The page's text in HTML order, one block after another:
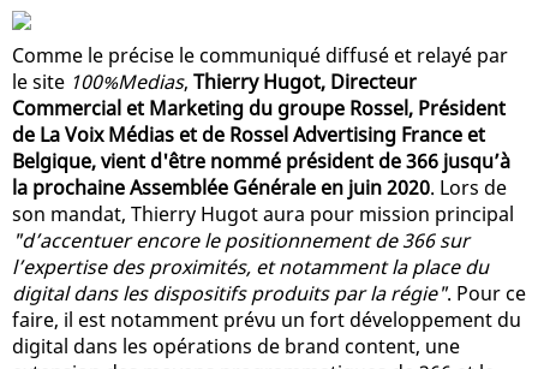
Comme le précise le communiqué diffusé et relayé par
le site 100%Medias, Thierry Hugot, Directeur
Commercial et Marketing du groupe Rossel, Président
de La Voix Médias et de Rossel Advertising France et
Belgique, vient d'être nommé président de 366 jusqu’à
la prochaine Assemblée Générale en juin 2020. Lors de
son mandat, Thierry Hugot aura pour mission principal
"d’accentuer encore le positionnement de 366 sur
l’expertise des proximités, et notamment la place du
digital dans les dispositifs produits par la régie". Pour ce
faire, il est notamment prévu un fort développement du
digital dans les opérations de brand content, une